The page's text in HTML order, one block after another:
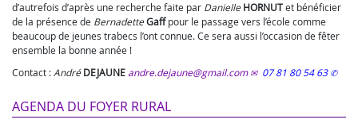
d’autrefois d’après une recherche faite par Danielle HORNUTet bénéficier
de la présence de BernadetteGaffpour le passage vers l’école comme
beaucoup de jeunes trabecs l’ont connue. Ce sera aussi l’occasion de fêter
ensemble la bonne année !
Contact : André DEJAUNE andre.dejaune@gmail.com 07 81 80 54 63
AGENDA DU FOYER RURAL